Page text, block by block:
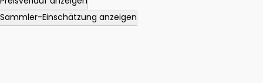
Einschätzung anzeigen